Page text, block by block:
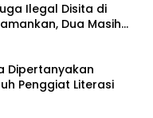
Ilegal Disita di
Dua Masih
Dipertanyakan
Penggiat Literasi